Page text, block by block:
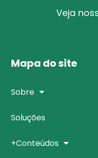
Veja
Mapa do site
Sobre
Soluções
+Conteúdos